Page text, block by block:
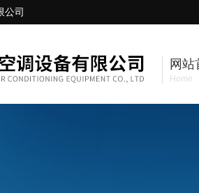
公司
网站
Home